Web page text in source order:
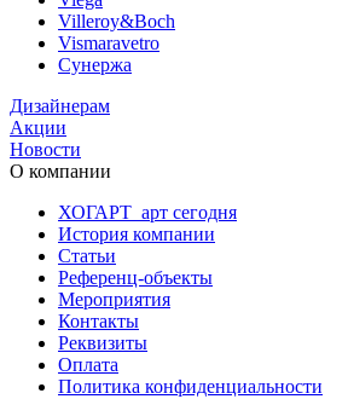
Villeroy&Boch
Vismaravetro
Сунержа
Дизайнерам
Акции
Новости
О компании
ХОГАРТ_арт сегодня
История компании
Статьи
Референц-объекты
Мероприятия
Контакты
Реквизиты
Оплата
Политика конфиденциальности